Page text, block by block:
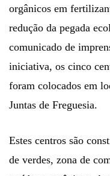
orgânicos em
redução da pegada
comunicado de
iniciativa, os cinco
foram colocados em
Juntas de Freguesia.
Estes centros são
de verdes, zona de